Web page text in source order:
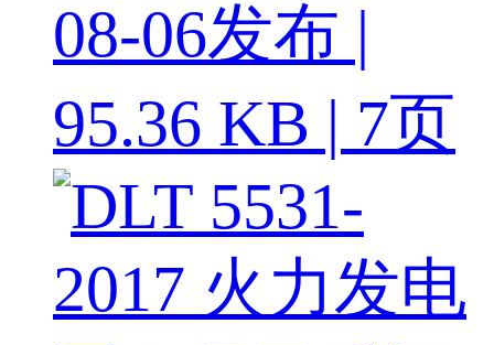
08-06发布 |
95.36 KB | 7页